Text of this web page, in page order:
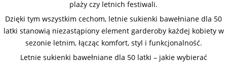
plaży czy letnich festiwali.
Dzięki tym wszystkim cechom, letnie sukienki bawełniane dla 50
latki stanowią niezastąpiony element garderoby każdej kobiety w
sezonie letnim, łącząc komfort, styl i funkcjonalność.
Letnie sukienki bawełniane dla 50 latki – jakie wybierać